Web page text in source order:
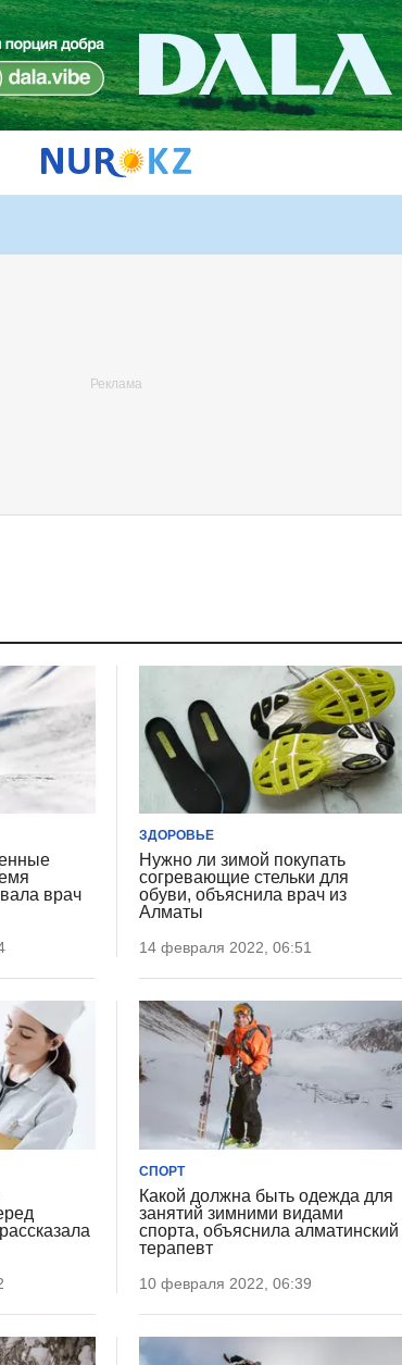
врач
ЗДОРОВЬЕ
Нужно ли зимой покупать
согревающие стельки для
обуви, объяснила врач из
Алматы
14 февраля 2022, 06:51
СПОРТ
Какой должна быть одежда для
занятий зимними видами
спорта, объяснила алматинский
терапевт
10 февраля 2022, 06:39